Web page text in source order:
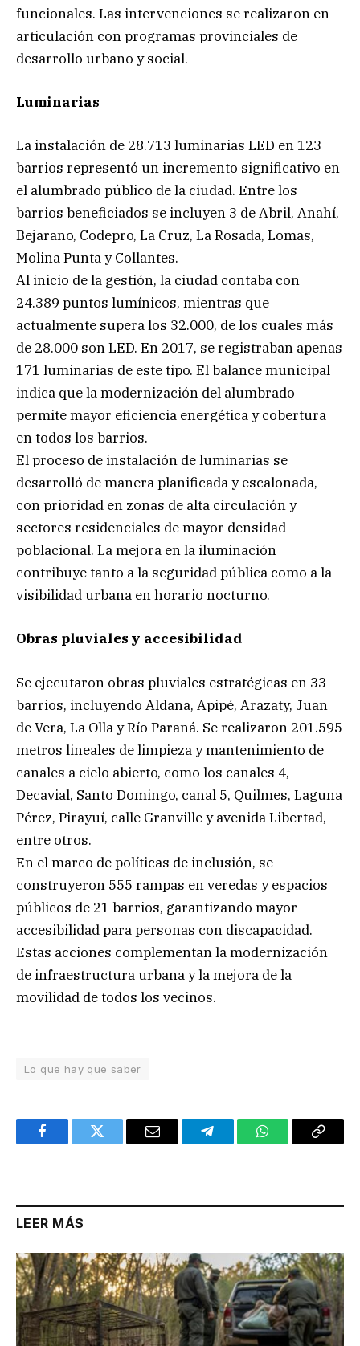
funcionales. Las intervenciones se realizaron en
articulación con programas provinciales de
desarrollo urbano y social.
Luminarias
La instalación de 28.713 luminarias LED en 123
barrios representó un incremento significativo en
el alumbrado público de la ciudad. Entre los
barrios beneficiados se incluyen 3 de Abril, Anahí,
Bejarano, Codepro, La Cruz, La Rosada, Lomas,
Molina Punta y Collantes.
Al inicio de la gestión, la ciudad contaba con
24.389 puntos lumínicos, mientras que
actualmente supera los 32.000, de los cuales más
de 28.000 son LED. En 2017, se registraban apenas
171 luminarias de este tipo. El balance municipal
indica que la modernización del alumbrado
permite mayor eficiencia energética y cobertura
en todos los barrios.
El proceso de instalación de luminarias se
desarrolló de manera planificada y escalonada,
con prioridad en zonas de alta circulación y
sectores residenciales de mayor densidad
poblacional. La mejora en la iluminación
contribuye tanto a la seguridad pública como a la
visibilidad urbana en horario nocturno.
Obras pluviales y accesibilidad
Se ejecutaron obras pluviales estratégicas en 33
barrios, incluyendo Aldana, Apipé, Arazaty, Juan
de Vera, La Olla y Río Paraná. Se realizaron 201.595
metros lineales de limpieza y mantenimiento de
canales a cielo abierto, como los canales 4,
Decavial, Santo Domingo, canal 5, Quilmes, Laguna
Pérez, Pirayuí, calle Granville y avenida Libertad,
entre otros.
En el marco de políticas de inclusión, se
construyeron 555 rampas en veredas y espacios
públicos de 21 barrios, garantizando mayor
accesibilidad para personas con discapacidad.
Estas acciones complementan la modernización
de infraestructura urbana y la mejora de la
movilidad de todos los vecinos.
Lo que hay que saber
FacebookTwitter Email TelegramWhatsAppCopy
LEER MÁS